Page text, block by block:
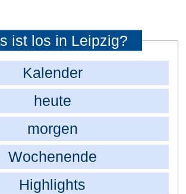
ist los in Leipzig?
Kalender
heute
morgen
Wochenende
Highlights